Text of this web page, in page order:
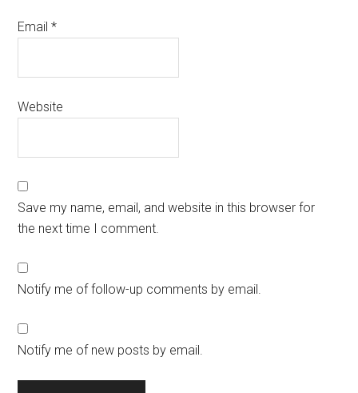
Email*
Website
Save my name, email, and website in this browser for
the next time I comment.
Notify me of follow-up comments by email.
Notify me of new posts by email.